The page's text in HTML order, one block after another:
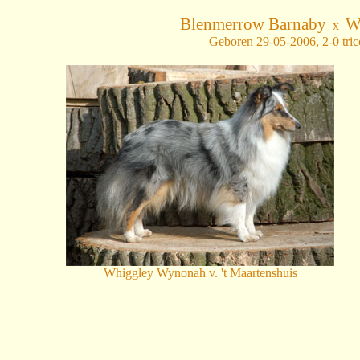
Blenmerrow Barnabyx
Geboren 29-05-2006, 2-0
Whiggley Wynonah v. 't Maartenshuis